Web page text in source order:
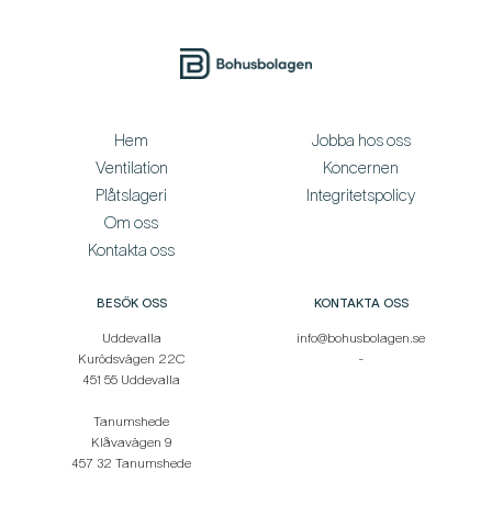
Hem
Ventilation
Plåtslageri
Om oss
Kontakta oss
Jobba hos oss
Koncernen
Integritetspolicy
BESÖK OSS
Uddevalla
Kurödsvägen 22C
451 55 Uddevalla
Tanumshede
Klåvavägen 9
457 32 Tanumshede
KONTAKTA OSS
info@bohusbolagen.se
-